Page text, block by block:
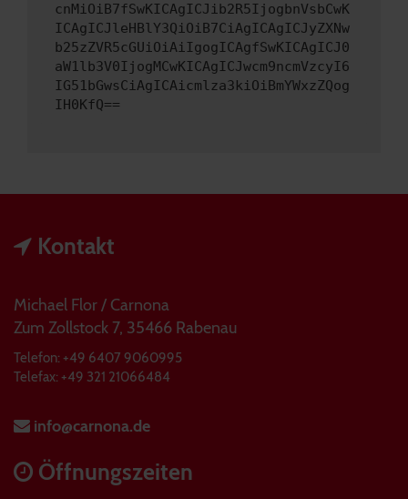
cnMiOiB7fSwKICAgICJib2R5IjogbnVsbCwK
ICAgICJleHBlY3QiOiB7CiAgICAgICJyZXNw
b25zZVR5cGUiOiAiIgogICAgfSwKICAgICJ0
aW1lb3V0IjogMCwKICAgICJwcm9ncmVzcyI6
IG51bGwsCiAgICAicmlza3kiOiBmYWxzZQog
IH0KfQ==
Kontakt
Michael Flor / Carnona
Zum Zollstock 7, 35466 Rabenau
Telefon: +49 6407 9060995
Telefax: +49 321 21066484
info@carnona.de
Öffnungszeiten